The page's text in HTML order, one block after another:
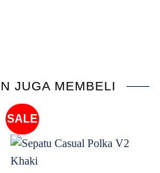
JUGA MEMBELI
SALE